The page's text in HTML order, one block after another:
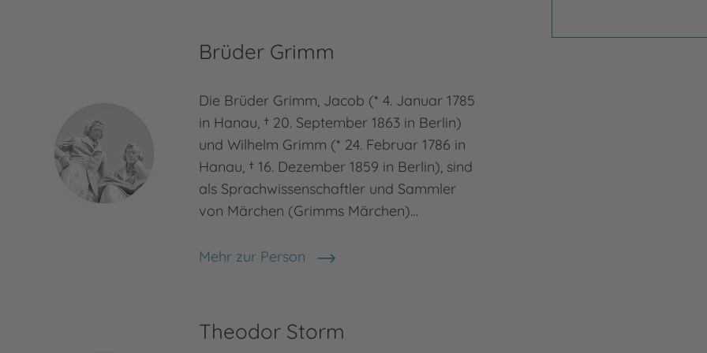
Brüder Grimm
Die Brüder Grimm, Jacob (* 4. Januar 1785
in Hanau, † 20. September 1863 in Berlin)
und Wilhelm Grimm (* 24. Februar 1786 in
Hanau, † 16. Dezember 1859 in Berlin), sind
als Sprachwissenschaftler und Sammler
von Märchen (Grimms Märchen)…
Mehr zur Person
Brüder Grimm
Theodor Storm